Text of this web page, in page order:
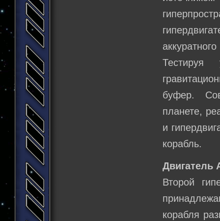
Тестируя
буфер.
планете,
и
корабль.
Двигатель
Второй
корабля